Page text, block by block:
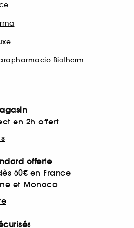
Biotherm
en 2h offert
offerte
60€ en France
et Monaco